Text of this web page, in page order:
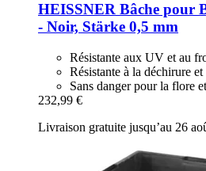
HEISSNER Bâche pour
-​ Noir, Stärke 0,5 mm
Résistante aux UV et au
Résistante à la déchirure
Sans danger pour la flore
232,99 €
Livraison gratuite jusqu’au 26